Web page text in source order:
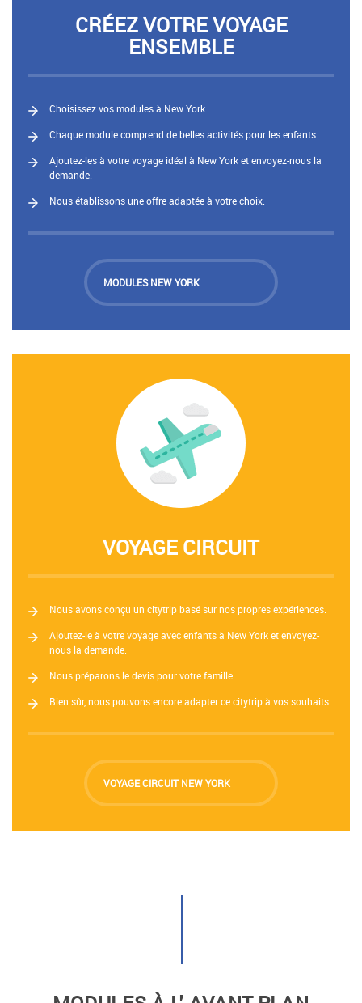
CRÉEZ VOTRE VOYAGE
ENSEMBLE
Choisissez vos modules à New York.
Chaque module comprend de belles activités pour les enfants.
Ajoutez-les à votre voyage idéal à New York et envoyez-nous la
demande.
Nous établissons une offre adaptée à votre choix.
MODULES NEW YORK
VOYAGE CIRCUIT
Nous avons conçu un citytrip basé sur nos propres expériences.
Ajoutez-le à votre voyage avec enfants à New York et envoyez-
nous la demande.
Nous préparons le devis pour votre famille.
Bien sûr, nous pouvons encore adapter ce citytrip à vos souhaits.
VOYAGE CIRCUIT NEW YORK